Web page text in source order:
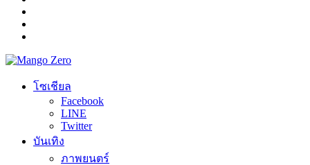
โซเชียล
Facebook
LINE
Twitter
บันเทิง
ภาพยนตร์